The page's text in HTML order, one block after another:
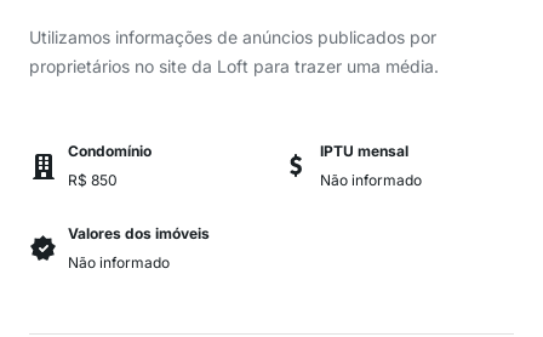
Utilizamos informações de anúncios publicados por
proprietários no site da Loft para trazer uma média.
Condomínio
R$ 850
IPTU mensal
Não informado
Valores dos imóveis
Não informado